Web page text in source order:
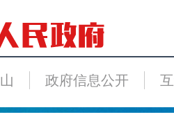
政府信息公开